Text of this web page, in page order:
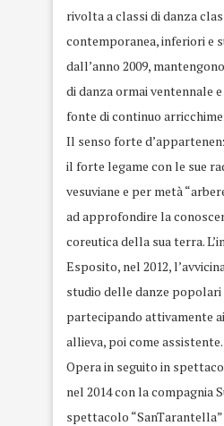
rivolta a classi di danza
contemporanea, inferiori e
dall’anno 2009,
di danza ormai ventennale
fonte di continuo
Il senso forte
il forte legame con le sue
vesuviane e per metà
ad approfondire la
coreutica della sua terra.
Esposito, nel 2012,
studio delle danze popolari
partecipando attivamente
allieva, poi come assistente.
Opera in seguito in
nel 2014 con la compagnia
spettacolo